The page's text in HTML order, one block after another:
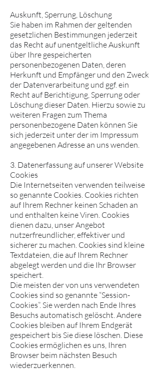
Auskunft, Sperrung, Löschung
Sie haben im Rahmen der geltenden
gesetzlichen Bestimmungen jederzeit
das Recht auf unentgeltliche Auskunft
über Ihre gespeicherten
personenbezogenen Daten, deren
Herkunft und Empfänger und den Zweck
der Datenverarbeitung und ggf. ein
Recht auf Berichtigung, Sperrung oder
Löschung dieser Daten. Hierzu sowie zu
weiteren Fragen zum Thema
personenbezogene Daten können Sie
sich jederzeit unter der im Impressum
angegebenen Adresse an uns wenden.
3. Datenerfassung auf unserer Website
Cookies
Die Internetseiten verwenden teilweise
so genannte Cookies. Cookies richten
auf Ihrem Rechner keinen Schaden an
und enthalten keine Viren. Cookies
dienen dazu, unser Angebot
nutzerfreundlicher, effektiver und
sicherer zu machen. Cookies sind kleine
Textdateien, die auf Ihrem Rechner
abgelegt werden und die Ihr Browser
speichert.
Die meisten der von uns verwendeten
Cookies sind so genannte “Session-
Cookies”. Sie werden nach Ende Ihres
Besuchs automatisch gelöscht. Andere
Cookies bleiben auf Ihrem Endgerät
gespeichert bis Sie diese löschen. Diese
Cookies ermöglichen es uns, Ihren
Browser beim nächsten Besuch
wiederzuerkennen.